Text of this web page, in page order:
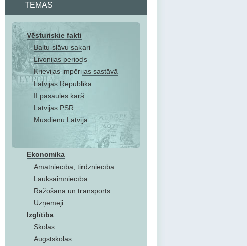
TĒMAS
Vēsturiskie fakti
Baltu-slāvu sakari
Livonijas periods
Krievijas impērijas sastāvā
Latvijas Republika
II pasaules karš
Latvijas PSR
Mūsdienu Latvija
Ekonomika
Amatniecība, tirdzniecība
Lauksaimniecība
Ražošana un transports
Uzņēmēji
Izglītība
Skolas
Augstskolas